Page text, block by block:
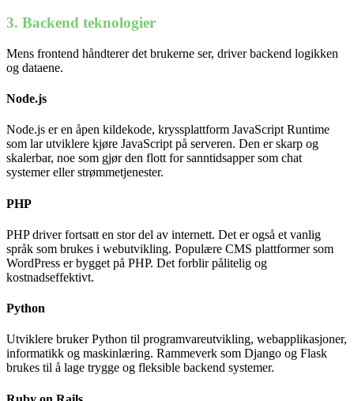
3. Backend teknologier
Mens frontend håndterer det brukerne ser, driver backend logikken
og dataene.
Node.js
Node.js er en åpen kildekode, kryssplattform JavaScript Runtime
som lar utviklere kjøre JavaScript på serveren. Den er skarp og
skalerbar, noe som gjør den flott for sanntidsapper som chat
systemer eller strømmetjenester.
PHP
PHP driver fortsatt en stor del av internett. Det er også et vanlig
språk som brukes i webutvikling. Populære CMS plattformer som
WordPress er bygget på PHP. Det forblir pålitelig og
kostnadseffektivt.
Python
Utviklere bruker Python til programvareutvikling, webapplikasjoner,
informatikk og maskinlæring. Rammeverk som Django og Flask
brukes til å lage trygge og fleksible backend systemer.
Preferanser
Statistikk